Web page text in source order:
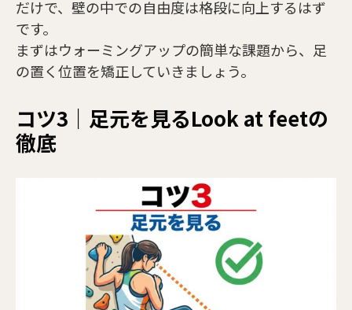
だけで、壁の中での自由度は格段に向上するはず
です。
まずはウォーミングアップの簡単な課題から、足
の置く位置を矯正していきましょう。
コツ3｜足元を見るLook at feetの
徹底